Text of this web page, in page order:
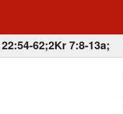
62;2Kr 7:8-13a;